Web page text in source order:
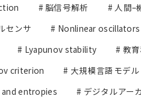
# 脳信号解析 # 人間–
センサ # Nonlinear oscillators
# Lyapunov stability # 教
criterion # 大規模言語モデル
entropies # デジタルアー